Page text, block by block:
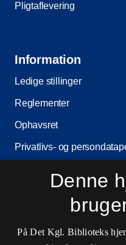
Pligtaflevering
Information
Ledige stillinger
Reglementer
Ophavsret
Privatlivs- og
Cookieindstillinger
Denne
På Det Kgl. Biblioteks